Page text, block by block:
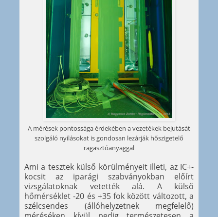
A mérések pontossága érdekében a vezetékek bejutását
szolgáló nyílásokat is gondosan lezárják hőszigetelő
ragasztóanyaggal
Ami a tesztek külső körülményeit illeti, az IC+-
kocsit az iparági szabványokban előírt
vizsgálatoknak vetették alá. A külső
hőmérséklet -20 és +35 fok között változott, a
szélcsendes (állóhelyzetnek megfelelő)